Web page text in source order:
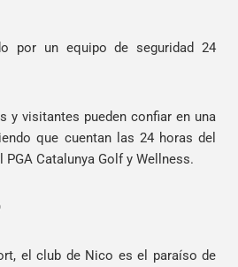
por un equipo de seguridad 24
y visitantes pueden confiar en una
que cuentan las 24 horas del
Catalunya Golf y Wellness.
el club de Nico es el paraíso de